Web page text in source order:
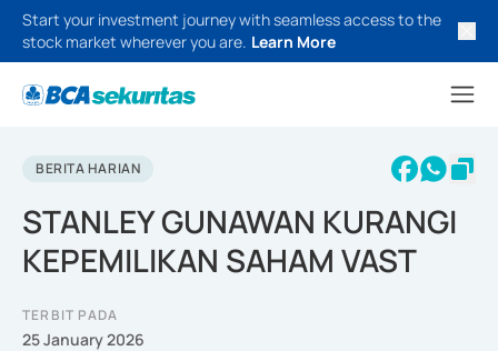
Start your investment journey with seamless access to the
stock market wherever you are. Learn More
BERITA HARIAN
STANLEY GUNAWAN KURANGI
KEPEMILIKAN SAHAM VAST
TERBIT PADA
25 January 2026